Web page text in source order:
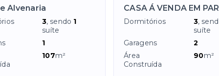
Alvenaria
3, sendo 1
suíte
1
107m²
CASA Á VENDA EM
Dormitórios 3,
suíte
Garagens
2
Área
Construída
90m²